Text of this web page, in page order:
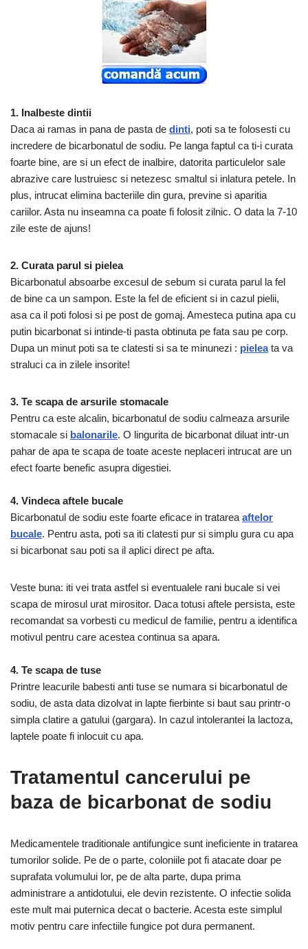
1. Inalbeste dintii
Daca ai ramas in pana de pasta de dinti, poti sa te folosesti cu
incredere de bicarbonatul de sodiu. Pe langa faptul ca ti-i curata
foarte bine, are si un efect de inalbire, datorita particulelor sale
abrazive care lustruiesc si netezesc smaltul si inlatura petele. In
plus, intrucat elimina bacteriile din gura, previne si aparitia
cariilor. Asta nu inseamna ca poate fi folosit zilnic. O data la 7-10
zile este de ajuns!
2. Curata parul si pielea
Bicarbonatul absoarbe excesul de sebum si curata parul la fel
de bine ca un sampon. Este la fel de eficient si in cazul pielii,
asa ca il poti folosi si pe post de gomaj. Amesteca putina apa cu
putin bicarbonat si intinde-ti pasta obtinuta pe fata sau pe corp.
Dupa un minut poti sa te clatesti si sa te minunezi : pieleata va
straluci ca in zilele insorite!
3. Te scapa de arsurile stomacale
Pentru ca este alcalin, bicarbonatul de sodiu calmeaza arsurile
stomacale si balonarile. O lingurita de bicarbonat diluat intr-un
pahar de apa te scapa de toate aceste neplaceri intrucat are un
efect foarte benefic asupra digestiei.
4. Vindeca aftele bucale
Bicarbonatul de sodiu este foarte eficace in tratarea aftelor
bucale. Pentru asta, poti sa iti clatesti pur si simplu gura cu apa
si bicarbonat sau poti sa il aplici direct pe afta.
Veste buna: iti vei trata astfel si eventualele rani bucale si vei
scapa de mirosul urat mirositor. Daca totusi aftele persista, este
recomandat sa vorbesti cu medicul de familie, pentru a identifica
motivul pentru care acestea continua sa apara.
4. Te scapa de tuse
Printre leacurile babesti anti tuse se numara si bicarbonatul de
sodiu, de asta data dizolvat in lapte fierbinte si baut sau printr-o
simpla clatire a gatului (gargara). In cazul intolerantei la lactoza,
laptele poate fi inlocuit cu apa.
Tratamentul cancerului pe
baza de bicarbonat de sodiu
Medicamentele traditionale antifungice sunt ineficiente in tratarea
tumorilor solide. Pe de o parte, coloniile pot fi atacate doar pe
suprafata volumului lor, pe de alta parte, dupa prima
administrare a antidotului, ele devin rezistente. O infectie solida
este mult mai puternica decat o bacterie. Acesta este simplul
motiv pentru care infectiile fungice pot dura permanent.